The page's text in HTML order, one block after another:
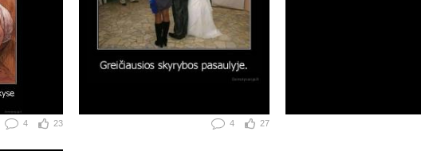
4 23 4 27